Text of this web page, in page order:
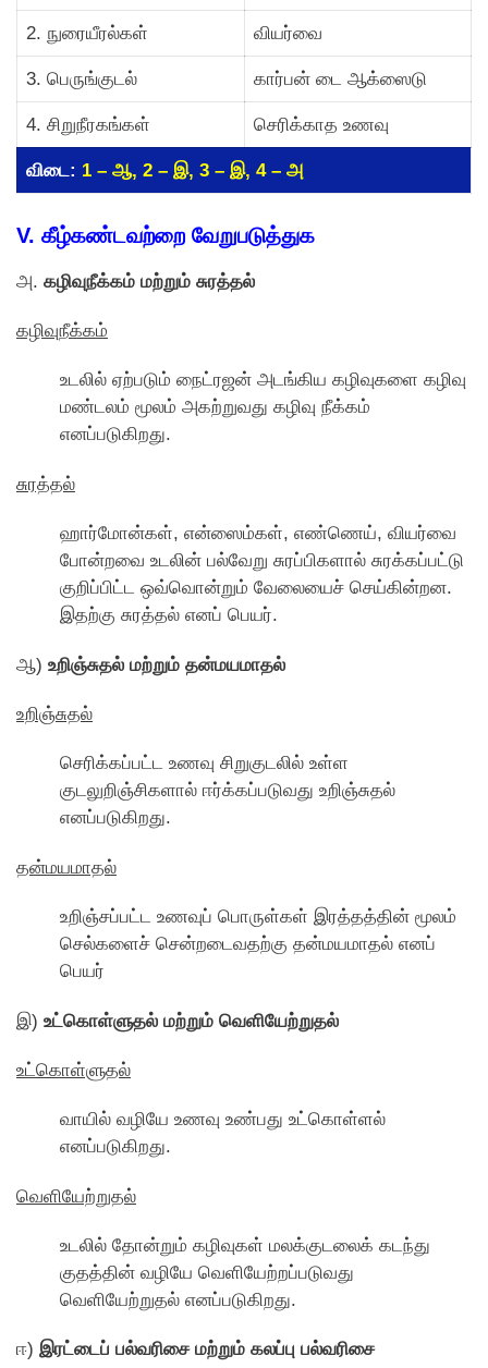
2. நுரையீரல்கள் வியர்வை
3. பெருங்குடல் கார்பன் டை ஆக்ஸைடு
4. சிறுநீரகங்கள் செரிக்காத உணவு
விடை: 1 – ஆ, 2 – இ, 3 – இ, 4 – அ
V. கீழ்கண்டவற்றை வேறுபடுத்துக
அ. கழிவுநீக்கம் மற்றும் சுரத்தல்
கழிவுநீக்கம்
உடலில் ஏற்படும் நைட்ரஜன் அடங்கிய கழிவுகளை கழிவு
மண்டலம் மூலம் அகற்றுவது கழிவு நீக்கம்
எனப்படுகிறது.
சுரத்தல்
ஹார்மாேன்கள், என்ஸைம்கள், எண்ணெய், வியர்வை
போன்றவை உடலின் பல்வேறு சுரப்பிகளால் சுரக்கப்பட்டு
குறிப்பிட்ட ஒவ்வொன்றும் வேலையைச் செய்கின்றன.
இதற்கு சுரத்தல் எனப் பெயர்.
ஆ) உறிஞ்சுதல் மற்றும் தன்மயமாதல்
உறிஞ்சுதல்
செரிக்கப்பட்ட உணவு சிறுகுடலில் உள்ள
குடலுறிஞ்சிகளால் ஈர்க்கப்படுவது உறிஞ்சுதல்
எனப்படுகிறது.
தன்மயமாதல்
உறிஞ்சப்பட்ட உணவுப் பொருள்கள் இரத்தத்தின் மூலம்
செல்களைச் சென்றடைவதற்கு தன்மயமாதல் எனப்
பெயர்
இ) உட்காெள்ளுதல் மற்றும் வெளியேற்றுதல்
உட்காெள்ளுதல்
வாயில் வழியே உணவு உண்பது உட்காெள்ளல்
எனப்படுகிறது.
வெளியேற்றுதல்
உடலில் தாேன்றும் கழிவுகள் மலக்குடலைக் கடந்து
குதத்தின் வழியே வெளியேற்றப்படுவது
வெளியேற்றுதல் எனப்படுகிறது.
ஈ) இரட்டைப் பல்வரிசை மற்றும் கலப்பு பல்வரிசை